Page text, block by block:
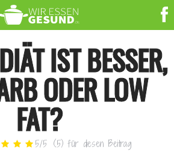
IST BESSER,
ODER LOW
FAT?
5/5 (5) für diesen Beitrag